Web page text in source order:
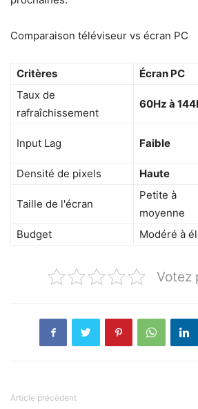
Comparaison téléviseur vs écran PC
Critères Écran PC
Taux de
rafraîchissement
60Hz à
Input Lag Faible
Densité de pixels
Haute
Taille de l'écran
Petite à
moyenne
Budget Modéré à
Votez
Article précédent